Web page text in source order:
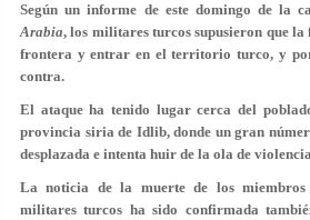
Según un informe de este domingo de la
Arabia, los militares turcos supusieron que
frontera y entrar en el territorio turco, y
contra.
El ataque ha tenido lugar cerca del
provincia siria de Idlib, donde un gran
desplazada e intenta huir de la ola de
La noticia de la muerte de los
militares turcos ha sido confirmada